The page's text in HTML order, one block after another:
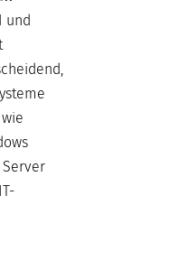
und
Server